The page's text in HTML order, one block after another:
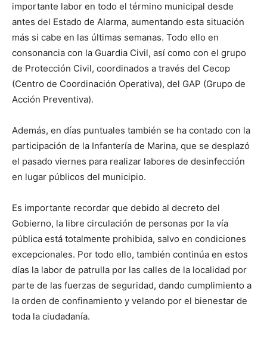
importante labor en todo el término municipal desde
antes del Estado de Alarma, aumentando esta situación
más si cabe en las últimas semanas. Todo ello en
consonancia con la Guardia Civil, así como con el grupo
de Protección Civil, coordinados a través del Cecop
(Centro de Coordinación Operativa), del GAP (Grupo de
Acción Preventiva).
Además, en días puntuales también se ha contado con la
participación de la Infantería de Marina, que se desplazó
el pasado viernes para realizar labores de desinfección
en lugar públicos del municipio.
Es importante recordar que debido al decreto del
Gobierno, la libre circulación de personas por la vía
pública está totalmente prohibida, salvo en condiciones
excepcionales. Por todo ello, también continúa en estos
días la labor de patrulla por las calles de la localidad por
parte de las fuerzas de seguridad, dando cumplimiento a
la orden de confinamiento y velando por el bienestar de
toda la ciudadanía.